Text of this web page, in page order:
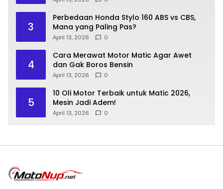
3
Perbedaan Honda Stylo 160 ABS vs CBS,
Mana yang Paling Pas?
April 13, 2026 0
4
Cara Merawat Motor Matic Agar Awet
dan Gak Boros Bensin
April 13, 2026 0
5
10 Oli Motor Terbaik untuk Matic 2026,
Mesin Jadi Adem!
April 13, 2026 0